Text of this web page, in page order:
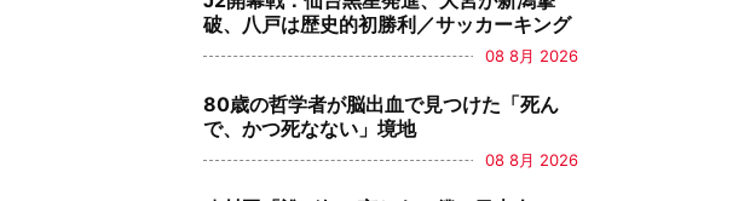
破、八戸は歴史的初勝利／サッカーキング
08 8月 2026
80歳の哲学者が脳出血で見つけた「死ん
で、かつ死なない」境地
08 8月 2026